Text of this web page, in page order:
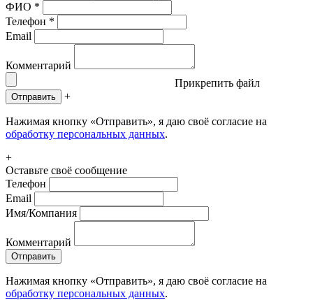
ФИО *
Телефон *
Email
Комментарий
Прикрепить файл
Отправить +
Нажимая кнопку «Отправить», я даю своё согласие на
обработку персональных данных.
+
Оставьте своё сообщение
Телефон
Email
Имя/Компания
Комментарий
Отправить
Нажимая кнопку «Отправить», я даю своё согласие на
обработку персональных данных.